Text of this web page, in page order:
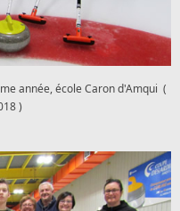
année, école Caron d'Amqui (
)